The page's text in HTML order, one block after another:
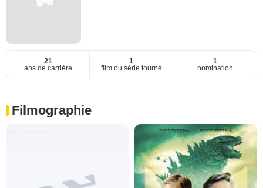
21
ans de carrière
1
film ou série tourné
1
nomination
Filmographie